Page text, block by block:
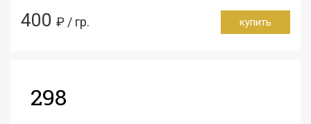
400 ₽ / гр. купить
298